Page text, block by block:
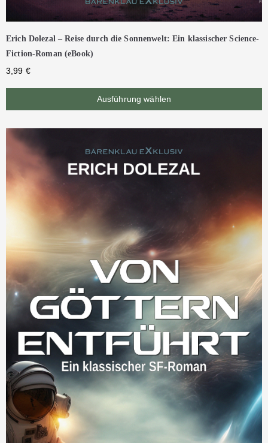
Erich Dolezal – Reise durch die Sonnenwelt: Ein klassischer Science-
Fiction-Roman (eBook)
3,99 €
Ausführung wählen